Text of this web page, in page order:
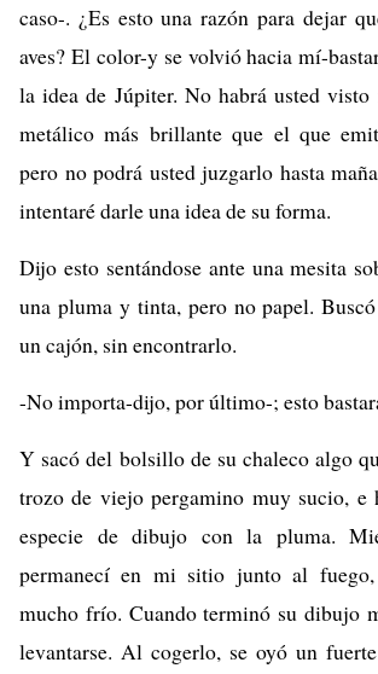
caso-. ¿Es esto una razón para dejar
aves? El color-y se volvió hacia mí-
la idea de Júpiter. No habrá usted
metálico más brillante que el que
pero no podrá usted juzgarlo hasta
intentaré darle una idea de su forma.
Dijo esto sentándose ante una mesita
una pluma y tinta, pero no papel.
un cajón, sin encontrarlo.
-No importa-dijo, por último-; esto
Y sacó del bolsillo de su chaleco algo
trozo de viejo pergamino muy sucio, e
especie de dibujo con la pluma.
permanecí en mi sitio junto al
mucho frío. Cuando terminó su dibujo
levantarse. Al cogerlo, se oyó un